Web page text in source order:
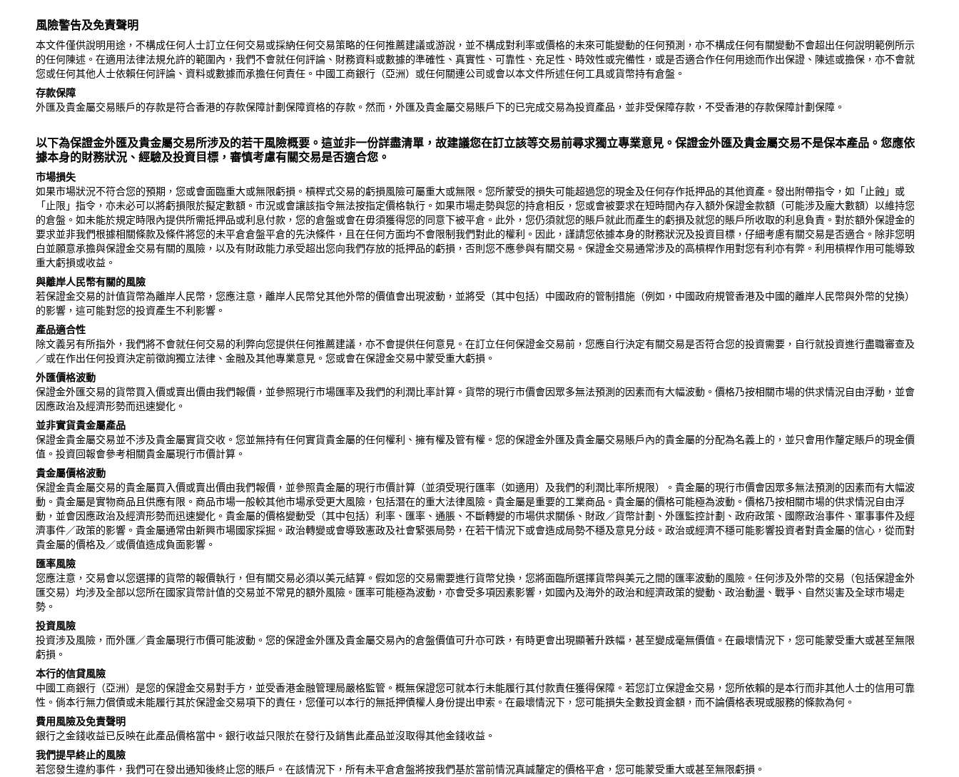
風險警告及免責聲明
本文件僅供說明用途，不構成任何人士訂立任何交易或採納任何交易策略的任何推薦建議或游說，並不構成對利率或價格的未來可能變動的任何預測，亦不構成任何有關變動不會超出任何說明範例所示
的任何陳述。在適用法律法規允許的範圍內，我們不會就任何評論、財務資料或數據的準確性、真實性、可靠性、充足性、時效性或完備性，或是否適合作任何用途而作出保證、陳述或擔保，亦不會就
您或任何其他人士依賴任何評論、資料或數據而承擔任何責任。中國工商銀行（亞洲）或任何關連公司或會以本文件所述任何工具或貨幣持有倉盤。
存款保障
外匯及貴金屬交易賬戶的存款是符合香港的存款保障計劃保障資格的存款。然而，外匯及貴金屬交易賬戶下的已完成交易為投資產品，並非受保障存款，不受香港的存款保障計劃保障。
以下為保證金外匯及貴金屬交易所涉及的若干風險概要。這並非一份詳盡清單，故建議您在訂立該等交易前尋求獨立專業意見。保證金外匯及貴金屬交易不是保本產品。您應依
據本身的財務狀況、經驗及投資目標，審慎考慮有關交易是否適合您。
市場損失
如果市場狀況不符合您的預期，您或會面臨重大或無限虧損。槓桿式交易的虧損風險可屬重大或無限。您所蒙受的損失可能超過您的現金及任何存作抵押品的其他資產。發出附帶指令，如「止蝕」或
「止限」指令，亦未必可以將虧損限於擬定數額。市況或會讓該指令無法按指定價格執行。如果市場走勢與您的持倉相反，您或會被要求在短時間內存入額外保證金款額（可能涉及龐大數額）以維持您
的倉盤。如未能於規定時限內提供所需抵押品或利息付款，您的倉盤或會在毋須獲得您的同意下被平倉。此外，您仍須就您的賬戶就此而產生的虧損及就您的賬戶所收取的利息負責。對於額外保證金的
要求並非我們根據相關條款及條件將您的未平倉倉盤平倉的先決條件，且在任何方面均不會限制我們對此的權利。因此，謹請您依據本身的財務狀況及投資目標，仔細考慮有關交易是否適合。除非您明
白並願意承擔與保證金交易有關的風險，以及有財政能力承受超出您向我們存放的抵押品的虧損，否則您不應參與有關交易。保證金交易通常涉及的高槓桿作用對您有利亦有弊。利用槓桿作用可能導致
重大虧損或收益。
與離岸人民幣有關的風險
若保證金交易的計值貨幣為離岸人民幣，您應注意，離岸人民幣兌其他外幣的價值會出現波動，並將受（其中包括）中國政府的管制措施（例如，中國政府規管香港及中國的離岸人民幣與外幣的兌換）
的影響，這可能對您的投資產生不利影響。
產品適合性
除文義另有所指外，我們將不會就任何交易的利弊向您提供任何推薦建議，亦不會提供任何意見。在訂立任何保證金交易前，您應自行決定有關交易是否符合您的投資需要，自行就投資進行盡職審查及
／或在作出任何投資決定前徵詢獨立法律、金融及其他專業意見。您或會在保證金交易中蒙受重大虧損。
外匯價格波動
保證金外匯交易的貨幣買入價或賣出價由我們報價，並參照現行市場匯率及我們的利潤比率計算。貨幣的現行市價會因眾多無法預測的因素而有大幅波動。價格乃按相關市場的供求情況自由浮動，並會
因應政治及經濟形勢而迅速變化。
並非實貨貴金屬產品
保證金貴金屬交易並不涉及貴金屬實貨交收。您並無持有任何實貨貴金屬的任何權利、擁有權及管有權。您的保證金外匯及貴金屬交易賬戶內的貴金屬的分配為名義上的，並只會用作釐定賬戶的現金價
值。投資回報會參考相關貴金屬現行市價計算。
貴金屬價格波動
保證金貴金屬交易的貴金屬買入價或賣出價由我們報價，並參照貴金屬的現行市價計算（並須受現行匯率（如適用）及我們的利潤比率所規限）。貴金屬的現行市價會因眾多無法預測的因素而有大幅波
動。貴金屬是實物商品且供應有限。商品市場一般較其他市場承受更大風險，包括潛在的重大法律風險。貴金屬是重要的工業商品。貴金屬的價格可能極為波動。價格乃按相關市場的供求情況自由浮
動，並會因應政治及經濟形勢而迅速變化。貴金屬的價格變動受（其中包括）利率、匯率、通脹、不斷轉變的市場供求關係、財政／貨幣計劃、外匯監控計劃、政府政策、國際政治事件、軍事事件及經
濟事件／政策的影響。貴金屬通常由新興市場國家採掘。政治轉變或會導致憲政及社會緊張局勢，在若干情況下或會造成局勢不穩及意見分歧。政治或經濟不穩可能影響投資者對貴金屬的信心，從而對
貴金屬的價格及／或價值造成負面影響。
匯率風險
您應注意，交易會以您選擇的貨幣的報價執行，但有關交易必須以美元結算。假如您的交易需要進行貨幣兌換，您將面臨所選擇貨幣與美元之間的匯率波動的風險。任何涉及外幣的交易（包括保證金外
匯交易）均涉及全部以您所在國家貨幣計值的交易並不常見的額外風險。匯率可能極為波動，亦會受多項因素影響，如國內及海外的政治和經濟政策的變動、政治動盪、戰爭、自然災害及全球市場走
勢。
投資風險
投資涉及風險，而外匯／貴金屬現行市價可能波動。您的保證金外匯及貴金屬交易內的倉盤價值可升亦可跌，有時更會出現顯著升跌幅，甚至變成毫無價值。在最壞情況下，您可能蒙受重大或甚至無限
虧損。
本行的信貸風險
中國工商銀行（亞洲）是您的保證金交易對手方，並受香港金融管理局嚴格監管。概無保證您可就本行未能履行其付款責任獲得保障。若您訂立保證金交易，您所依賴的是本行而非其他人士的信用可靠
性。倘本行無力償債或未能履行其於保證金交易項下的責任，您僅可以本行的無抵押債權人身份提出申索。在最壞情況下，您可能損失全數投資金額，而不論價格表現或服務的條款為何。
費用風險及免責聲明
銀行之金錢收益已反映在此產品價格當中。銀行收益只限於在發行及銷售此產品並沒取得其他金錢收益。
我們提早終止的風險
若您發生違約事件，我們可在發出通知後終止您的賬戶。在該情況下，所有未平倉倉盤將按我們基於當前情況真誠釐定的價格平倉，您可能蒙受重大或甚至無限虧損。